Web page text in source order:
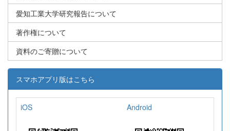
愛知工業大学研究報告について
著作権について
資料のご寄贈について
スマホアプリ版はこちら
iOS Android